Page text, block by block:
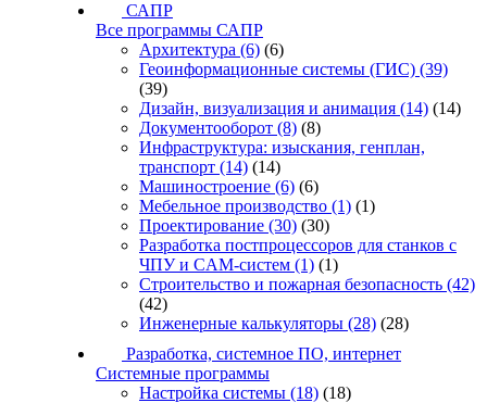
САПР
Все программы САПР
Архитектура (6) (6)
Геоинформационные системы (ГИС) (39)
(39)
Дизайн, визуализация и анимация (14) (14)
Документооборот (8) (8)
Инфраструктура: изыскания, генплан,
транспорт (14) (14)
Машиностроение (6) (6)
Мебельное производство (1) (1)
Проектирование (30) (30)
Разработка постпроцессоров для станков с
ЧПУ и CAM-систем (1) (1)
Строительство и пожарная безопасность (42)
(42)
Инженерные калькуляторы (28) (28)
Разработка, системное ПО, интернет
Системные программы
Настройка системы (18) (18)